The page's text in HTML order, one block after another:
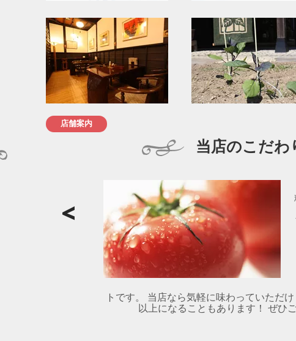
店舗案内
当店のこだわ
トです。 当店なら気軽に味わっていただ
以上になることもあります！ ぜひ